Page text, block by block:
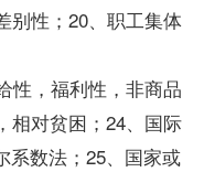
别性；20、职工集体
，福利性，非商品
相对贫困；24、国际
系数法；25、国家或